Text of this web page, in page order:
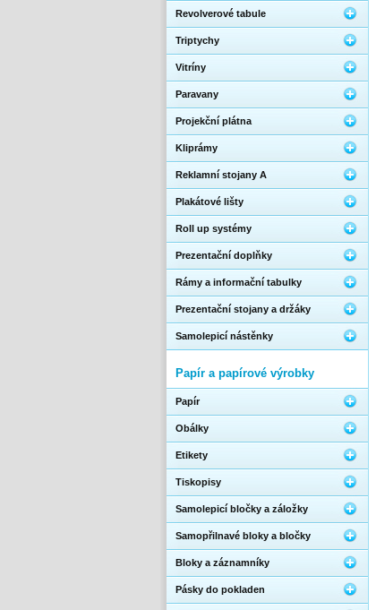
Revolverové tabule
Triptychy
Vitríny
Paravany
Projekční plátna
Kliprámy
Reklamní stojany A
Plakátové lišty
Roll up systémy
Prezentační doplňky
Rámy a informační tabulky
Prezentační stojany a držáky
Samolepicí nástěnky
Papír a papírové výrobky
Papír
Obálky
Etikety
Tiskopisy
Samolepicí bločky a záložky
Samopřilnavé bloky a bločky
Bloky a záznamníky
Pásky do pokladen